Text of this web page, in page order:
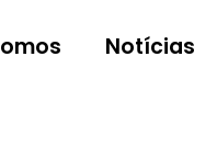
Notícias